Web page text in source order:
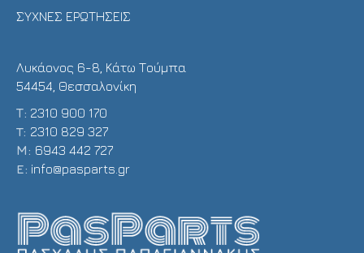
ΣΥΧΝΕΣ ΕΡΩΤΗΣΕΙΣ
Λυκάονος 6-8, Κάτω Τούμπα
54454, Θεσσαλονίκη
Τ: 2310 900 170
T: 2310 829 327
Μ: 6943 442 727
E: info@pasparts.gr